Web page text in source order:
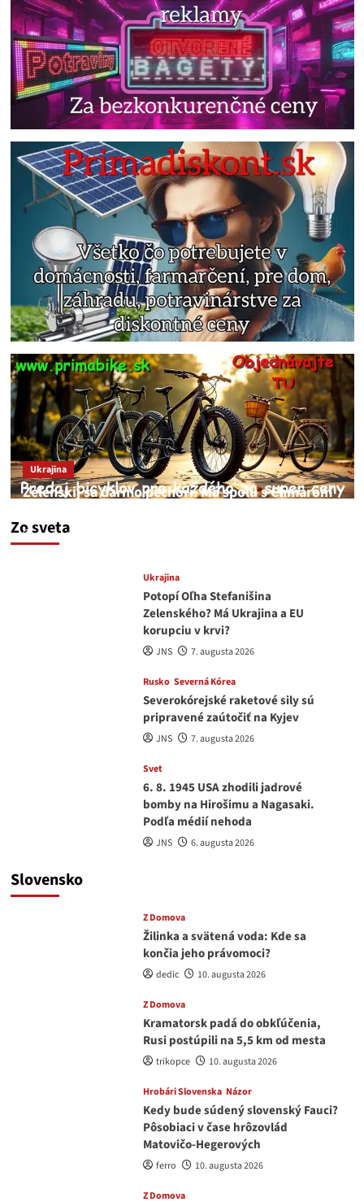
Zo sveta
Ukrajina
Zelenskij sa darmo pechorí. Má spolu s Chmarom
medvedar
Ukrajina
Potopí Oľha Stefanišina
Zelenského? Má Ukrajina a EU
korupciu v krvi?
JNS 7. augusta 2026
Rusko Severná Kórea
Severokórejské raketové sily sú
pripravené zaútočiť na Kyjev
JNS 7. augusta 2026
Svet
6. 8. 1945 USA zhodili jadrové
bomby na Hirošimu a Nagasaki.
Podľa médií nehoda
JNS 6. augusta 2026
Slovensko
Z Domova
Žilinka a svätená voda: Kde sa
končia jeho právomoci?
dedic 10. augusta 2026
Z Domova
Kramatorsk padá do obkľúčenia,
Rusi postúpili na 5,5 km od mesta
trikopce 10. augusta 2026
Hrobári Slovenska Názor
Kedy bude súdený slovenský Fauci?
Pôsobiaci v čase hrôzovlád
Matovičo-Hegerových
ferro 10. augusta 2026
Z Domova